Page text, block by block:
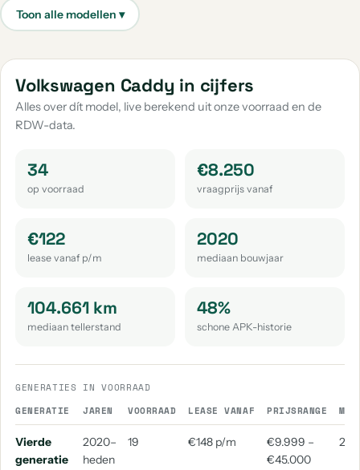
Volkswagen Up Volkswagen Taigo
Volkswagen Caddy Maxi
aantal: 23
Volkswagen Passat
aantal: 20
Volkswagen Golf Sportsvan
Volkswagen Tayron
aantal: 14
Volkswagen Tiguan Allspace
aantal: 14
aantal: 13 aantal: 11
Volkswagen Id.4 Volkswagen Beetle
aantal: 8
Volkswagen T-Roc Cabrio
aantal: 4
Volkswagen California
aantal: 3
Volkswagen Caddy in cijfers
Alles over dít model, live berekend uit onze voorraad en de
RDW-data.
34
op voorraad
€8.250
vraagprijs vanaf
€122
lease vanaf p/m
2020
mediaan bouwjaar
104.661 km
mediaan tellerstand
48%
schone APK-historie
GENERATIES IN VOORRAAD
GENERATIE
JAREN VOORRAAD LEASE VANAF PRIJSRANGE
Vierde
generatie
2020–
heden
19 €148 p/m
€9.999 –
€45.000